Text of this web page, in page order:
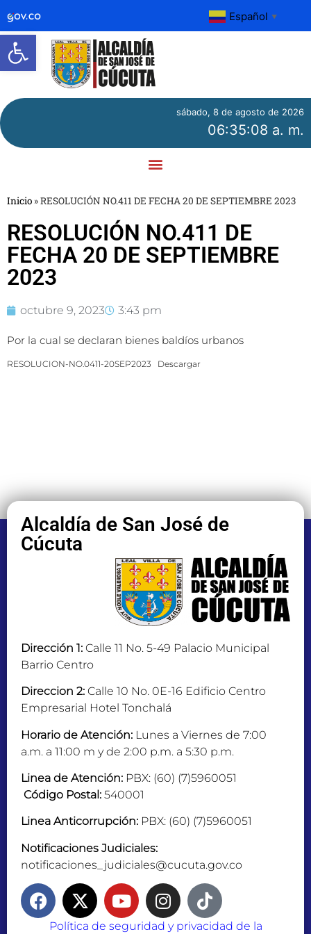
Abrir barra de herramientas
Español ▼
sábado, 8 de agosto de 2026
06:35:08 a. m.
Inicio »RESOLUCIÓN NO.411 DE FECHA 20 DE SEPTIEMBRE 2023
RESOLUCIÓN NO.411 DE
FECHA 20 DE SEPTIEMBRE
2023
octubre 9, 2023 3:43 pm
Por la cual se declaran bienes baldíos urbanos
RESOLUCION-NO.0411-20SEP2023 Descargar
Alcaldía de San José de
Cúcuta
Dirección 1: Calle 11 No. 5-49 Palacio Municipal
Barrio Centro
Direccion 2: Calle 10 No. 0E-16 Edificio Centro
Empresarial Hotel Tonchalá
Horario de Atención: Lunes a Viernes de 7:00
a.m. a 11:00 m y de 2:00 p.m. a 5:30 p.m.
Linea de Atención: PBX: (60) (7)5960051
Código Postal: 540001
Linea Anticorrupción: PBX: (60) (7)5960051
Notificaciones Judiciales:
notificaciones_judiciales@cucuta.gov.co
Política de seguridad y privacidad de la